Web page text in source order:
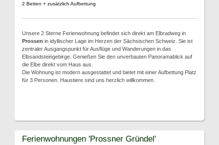
2 Betten + zusätzlich Aufbettung
Unsere 2 Sterne Ferienwohnung befindet sich direkt am Elbradweg in
Prossen in idyllischer Lage im Herzen der Sächsischen Schweiz. Sie ist
zentraler Ausgangspunkt für Ausflüge und Wanderungen in das
Elbsandsteingebirge. Genießen Sie den unverbauten Panoramablick auf
die Elbe direkt vom Haus aus.
Die Wohnung ist modern ausgestattet und bietet mit einer Aufbettung Platz
für 3 Personen. Haustiere sind uns herzlich willkommen.
Ferienwohnungen 'Prossner Gründel'